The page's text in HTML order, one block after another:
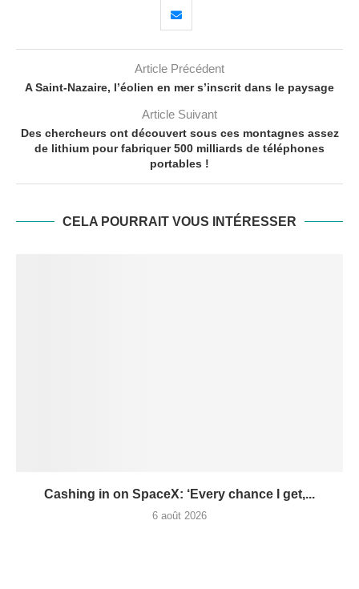
Article Précédent
A Saint-Nazaire, l’éolien en mer s’inscrit dans le paysage
Article Suivant
Des chercheurs ont découvert sous ces montagnes assez
de lithium pour fabriquer 500 milliards de téléphones
portables !
CELA POURRAIT VOUS INTÉRESSER
Cashing in on SpaceX: ‘Every chance I get,...
6 août 2026